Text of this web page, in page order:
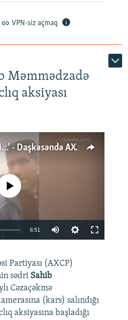
VPN-siz açmaq
Məmmədzadə
aksiyası
'Məni təpiklədilər ki...' - Daşkəsəndə AXCP fəalının yaxınları onun həbsinə etiraz edirlər
360p
1080p
currently available
6:51
360p
720p
1080p
Partiyası (AXCP)
sədri Sahib
Cəzaçəkmə
(kars) salındığı
aksiyasına başladığı